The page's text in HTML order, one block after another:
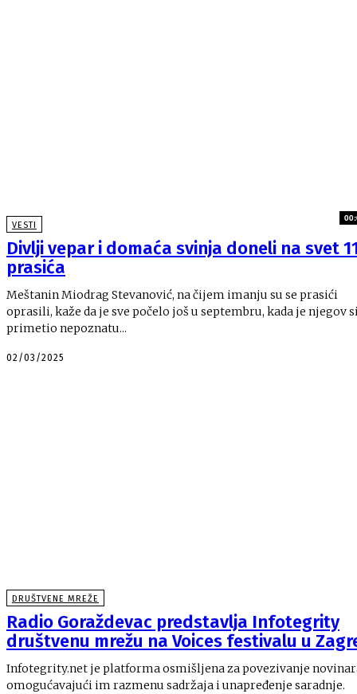
VESTI
Divlji vepar i domaća svinja doneli na svet
prasića
Meštanin Miodrag Stevanović, na čijem imanju su se prasići
oprasili, kaže da je sve počelo još u septembru, kada je njegov
primetio nepoznatu...
02/03/2025
DRUŠTVENE MREŽE
Radio Goraždevac predstavlja Infotegrity
društvenu mrežu na Voices festivalu u
Infotegrity.net je platforma osmišljena za povezivanje
omogućavajući im razmenu sadržaja i unapređenje saradnje.